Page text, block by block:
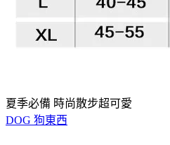
夏季必備 時尚散步超可愛
DOG 狗東西